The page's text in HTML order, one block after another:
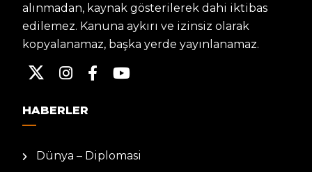
alınmadan, kaynak gösterilerek dahi iktibas
edilemez. Kanuna aykırı ve izinsiz olarak
kopyalanamaz, başka yerde yayınlanamaz.
HABERLER
Dünya – Diplomasi